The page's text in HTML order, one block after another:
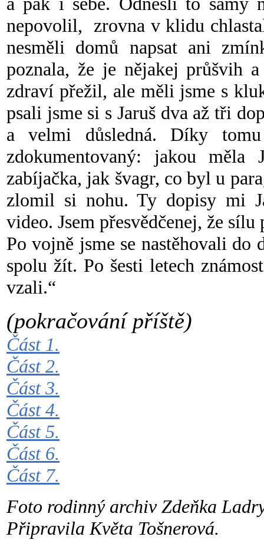
nepovolil, zrovna v klidu
nesměli domů napsat ani
poznala, že je nějakej průšvih
zdraví přežil, ale měli jsme s
psali jsme si s Jaruš dva až tři
a velmi důsledná. Díky
zdokumentovaný: jakou
zabíjačka, jak švagr, co byl u
zlomil si nohu. Ty dopisy mi
video. Jsem přesvědčenej, že
Po vojně jsme se nastěhovali
spolu žít. Po šesti letech
vzali.“
(pokračování příště)
Část 1.
Část 2.
Část 3.
Část 4.
Část 5.
Část 6.
Část 7.
Foto rodinný archiv Zdeňka
Připravila Květa Tošnerová.